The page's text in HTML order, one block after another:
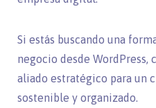
Si estás buscando una
negocio desde WordPress,
aliado estratégico para un
sostenible y organizado.